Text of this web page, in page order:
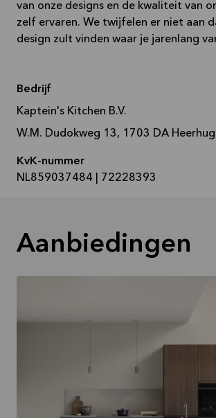
van onze designs en de kwaliteit van
zelf ervaren. We twijfelen er niet aan
design zult vinden waar je jarenlang
Bedrijf
Kaptein's Kitchen B.V.
W.M. Dudokweg 13, 1703 DA
KvK-nummer
NL859037484 | 72228393
Aanbiedingen